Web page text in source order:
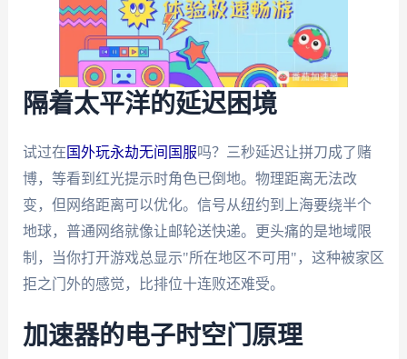
隔着太平洋的延迟困境
试过在 国外玩永劫无间国服吗？三秒延迟让拼刀成了赌
博，等看到红光提示时角色已倒地。物理距离无法改
变，但网络距离可以优化。信号从纽约到上海要绕半个
地球，普通网络就像让邮轮送快递。更头痛的是地域限
制，当你打开游戏总显示"所在地区不可用"，这种被家区
拒之门外的感觉，比排位十连败还难受。
加速器的电子时空门原理